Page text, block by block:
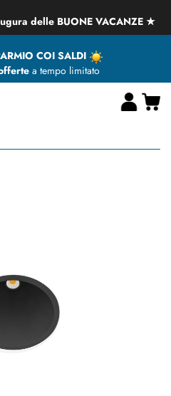
delle BUONE VACANZE ★
COI SALDI
a tempo limitato